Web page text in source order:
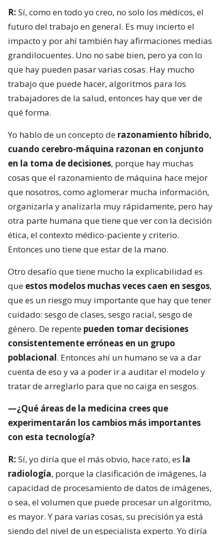
R: Sí, como en todo yo creo, no solo los médicos, el
futuro del trabajo en general. Es muy incierto el
impacto y por ahí también hay afirmaciones medias
grandilocuentes. Uno no sabe bien, pero ya con lo
que hay pueden pasar varias cosas. Hay mucho
trabajo que puede hacer, algoritmos para los
trabajadores de la salud, entonces hay que ver de
qué forma.
Yo hablo de un concepto de razonamiento híbrido,
cuando cerebro-máquina razonan en conjunto
en la toma de decisiones, porque hay muchas
cosas que el razonamiento de máquina hace mejor
que nosotros, como aglomerar mucha información,
organizarla y analizarla muy rápidamente, pero hay
otra parte humana que tiene que ver con la decisión
ética, el contexto médico-paciente y criterio.
Entonces uno tiene que estar de la mano.
Otro desafío que tiene mucho la explicabilidad es
que estos modelos muchas veces caen en sesgos,
que es un riesgo muy importante que hay que tener
cuidado: sesgo de clases, sesgo racial, sesgo de
género. De repente pueden tomar decisiones
consistentemente erróneas en un grupo
poblacional. Entonces ahí un humano se va a dar
cuenta de eso y va a poder ir a auditar el modelo y
tratar de arreglarlo para que no caiga en sesgos.
—¿Qué áreas de la medicina crees que
experimentarán los cambios más importantes
con esta tecnología?
R: Sí, yo diría que el más obvio, hace rato, es la
radiología, porque la clasificación de imágenes, la
capacidad de procesamiento de datos de imágenes,
o sea, el volumen que puede procesar un algoritmo,
es mayor. Y para varias cosas, su precisión ya está
siendo del nivel de un especialista experto. Yo diría